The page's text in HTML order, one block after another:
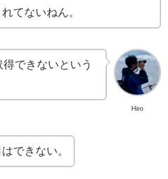
てないねん。
Hiro
できないという
できない。